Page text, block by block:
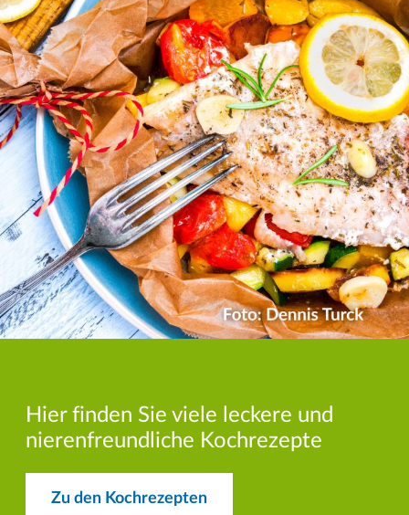
Hier finden Sie viele leckere und
nierenfreundliche Kochrezepte
Zu den Kochrezepten